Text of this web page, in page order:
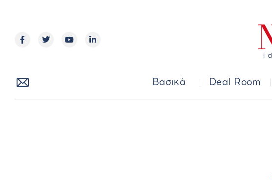
Βασικά Deal Room